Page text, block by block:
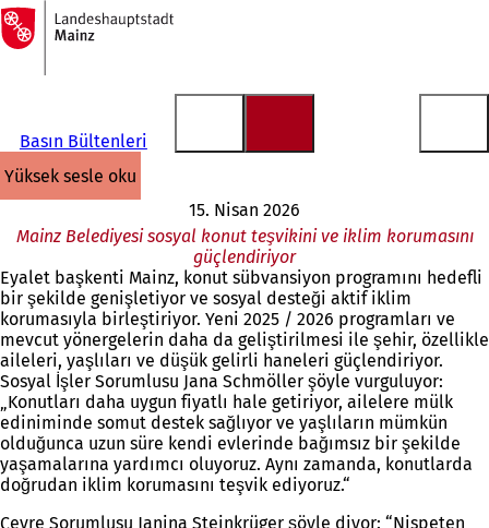
İçeriğe atla
Ana
sayfaya
Basın Bültenleri
yüksek sesle oku
15. Nisan 2026
Mainz Belediyesi sosyal konut teşvikini ve iklim korumasını
güçlendiriyor
Eyalet başkenti Mainz, konut sübvansiyon programını hedefli
bir şekilde genişletiyor ve sosyal desteği aktif iklim
korumasıyla birleştiriyor. Yeni 2025 / 2026 programları ve
mevcut yönergelerin daha da geliştirilmesi ile şehir, özellikle
aileleri, yaşlıları ve düşük gelirli haneleri güçlendiriyor.
Sosyal İşler Sorumlusu Jana Schmöller şöyle vurguluyor:
„Konutları daha uygun fiyatlı hale getiriyor, ailelere mülk
ediniminde somut destek sağlıyor ve yaşlıların mümkün
olduğunca uzun süre kendi evlerinde bağımsız bir şekilde
yaşamalarına yardımcı oluyoruz. Aynı zamanda, konutlarda
doğrudan iklim korumasını teşvik ediyoruz.“
Çevre Sorumlusu Janina Steinkrüger şöyle diyor: “Nispeten